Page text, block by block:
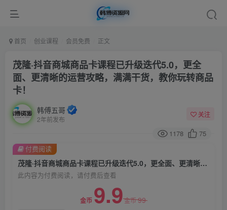
首页 创业课程 会员免费 正文
茂隆·抖音商城商品卡课程已升级迭代5.0，更全
面、更清晰的运营攻略，满满干货，教你玩转商品
卡！
韩傅五哥
2年前发布
关注
1178 75
茂隆·抖音商城商品卡课程已升级迭代5.0，更全面、更清晰的运营攻略，满满干货，教你玩转商品卡！
此内容为付费阅读，请付费后查看
金币 9.9金币99
付费阅读